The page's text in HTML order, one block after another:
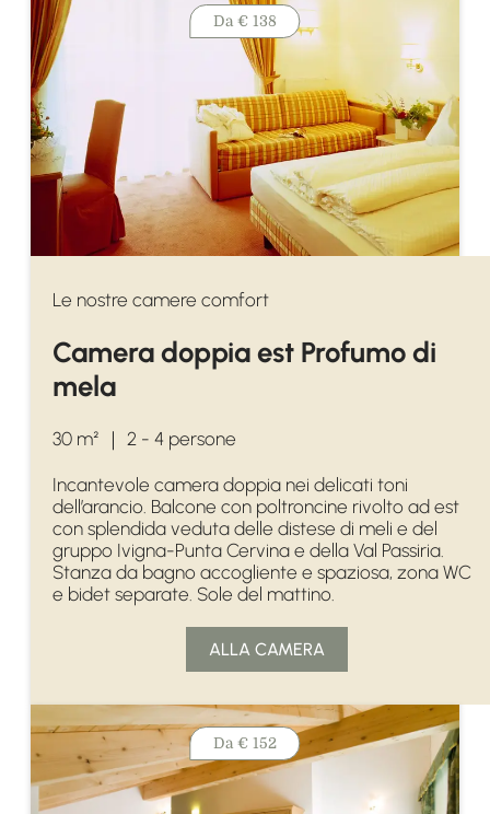
Le nostre camere comfort
Camera doppia est Profumo di
mela
30 m² ｜ 2 - 4 persone
Incantevole camera doppia nei delicati toni
dell’arancio. Balcone con poltroncine rivolto ad est
con splendida veduta delle distese di meli e del
gruppo Ivigna-Punta Cervina e della Val Passiria.
Stanza da bagno accogliente e spaziosa, zona WC
e bidet separate. Sole del mattino.
ALLA CAMERA
Da € 138
Da € 152